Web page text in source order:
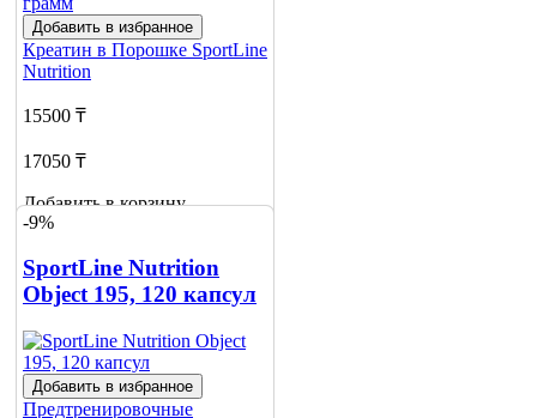
Добавить в избранное
Креатин в Порошке SportLine
Nutrition
15500 ₸
17050 ₸
Добавить в корзину
7
-9%
SportLine Nutrition
Object 195, 120 капсул
Добавить в избранное
Предтренировочные